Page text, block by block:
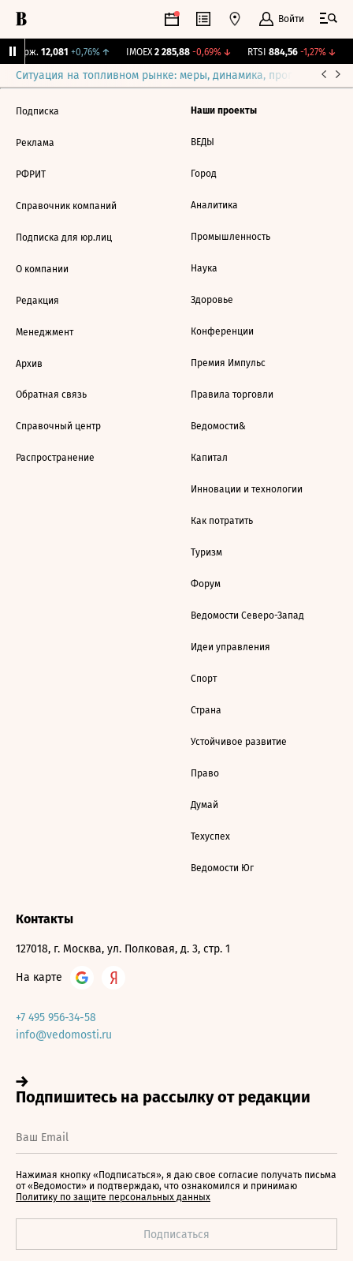
Войти
Бирж. 12,081 +0,76%↑ IMOEX 2 285,88 -0,69%↓ RTSI 884,56 -1,27%↓
Ситуация на топливном рынке: меры, динамика, прогнозы
Подписка
Реклама
РФРИТ
Справочник компаний
Подписка для юр.лиц
О компании
Редакция
Менеджмент
Архив
Обратная связь
Справочный центр
Распространение
Наши проекты
ВЕДЫ
Город
Аналитика
Промышленность
Наука
Здоровье
Конференции
Премия Импульс
Правила торговли
Ведомости&
Капитал
Инновации и технологии
Как потратить
Туризм
Форум
Ведомости Северо-Запад
Идеи управления
Спорт
Страна
Устойчивое развитие
Право
Думай
Техуспех
Ведомости Юг
Контакты
127018, г. Москва, ул. Полковая, д. 3, стр. 1
На карте
+7 495 956-34-58
info@vedomosti.ru
Нажимая кнопку «Подписаться», я даю свое согласие получать письма
от «Ведомости» и подтверждаю, что ознакомился и принимаю
Политику по защите персональных данных